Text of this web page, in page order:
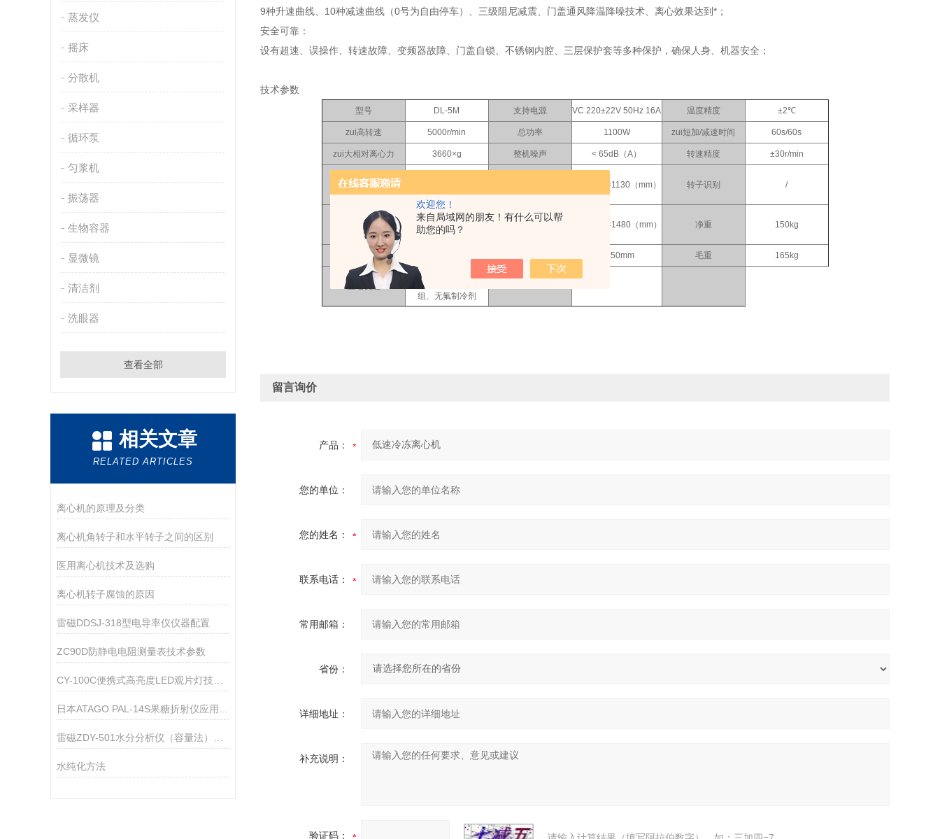
欢迎您！
来自局域网的朋友！有什么可以帮
助您的吗？
蒸发仪
摇床
分散机
采样器
循环泵
匀浆机
振荡器
生物容器
显微镜
清洁剂
洗眼器
查看全部
相关文章
RELATED ARTICLES
离心机的原理及分类
离心机角转子和水平转子之间的区别
医用离心机技术及选购
离心机转子腐蚀的原因
雷磁DDSJ-318型电导率仪仪器配置
ZC90D防静电电阻测量表技术参数
CY-100C便携式高亮度LED观片灯技术资料
水纯化方法
9种升速曲线、10种减速曲线（0号为自由停车）、三级阻尼减震、门盖通风降温降噪技术、离心效果达到*；
安全可靠：
设有超速、误操作、转速故障、变频器故障、门盖自锁、不锈钢内腔、三层保护套等多种保护，确保人身、机器安全；
技术参数
型号 DL-5M 支持电源 VC 220±22V 50Hz 16A 温度精度 ±2℃
zui高转速 5000r/min 总功率 1100W zui短加/减速时间 60s/60s
zui大相对离心力 3660×g 整机噪声 < 65dB（A） 转速精度 ±30r/min
zui大容量
高）
580×700×1130（mm） 转子识别 /
定时范围 1min～99min
外包装尺寸（ 长×宽×
910×730×1480（mm） 净重 150kg
温度设置范围 Ф450mm 毛重 165kg
压缩机组
进口高性能压缩机
组、无氟制冷剂
留言询价
产品：
您的单位：
您的姓名：
联系电话：
常用邮箱：
省份：
详细地址：
补充说明：
验证码：